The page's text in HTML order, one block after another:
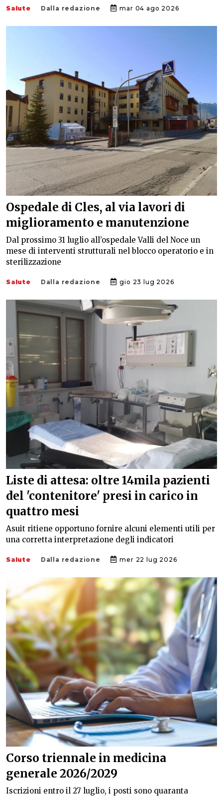
Salute Dalla redazione mar 04 ago 2026
Ospedale di Cles, al via lavori di
miglioramento e manutenzione
Dal prossimo 31 luglio all’ospedale Valli del Noce un
mese di interventi strutturali nel blocco operatorio e in
sterilizzazione
Salute Dalla redazione gio 23 lug 2026
Liste di attesa: oltre 14mila pazienti
del 'contenitore' presi in carico in
quattro mesi
Asuit ritiene opportuno fornire alcuni elementi utili per
una corretta interpretazione degli indicatori
Salute Dalla redazione mer 22 lug 2026
Corso triennale in medicina
generale 2026/2029
Iscrizioni entro il 27 luglio, i posti sono quaranta